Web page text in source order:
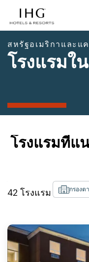
สหรัฐอเมริกาและแ
โรงแรมใ
โรงแรมที่แ
42 โรงแรม กรองต